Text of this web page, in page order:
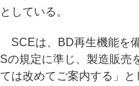
としている。
SCEは、BD再生機能を
Sの規定に準じ、製造販売
ては改めてご案内する」